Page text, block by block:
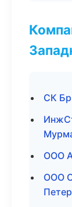
СК
ООО
ООО